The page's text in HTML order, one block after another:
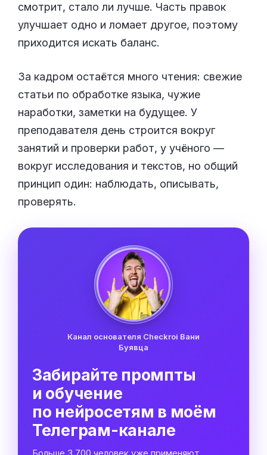
смотрит, стало ли лучше. Часть правок
улучшает одно и ломает другое, поэтому
приходится искать баланс.
За кадром остаётся много чтения: свежие
статьи по обработке языка, чужие
наработки, заметки на будущее. У
преподавателя день строится вокруг
занятий и проверки работ, у учёного —
вокруг исследования и текстов, но общий
принцип один: наблюдать, описывать,
проверять.
Канал основателя Checkroi Вани
Буявца
Забирайте промпты
и обучение
по нейросетям в моём
Телеграм-канале